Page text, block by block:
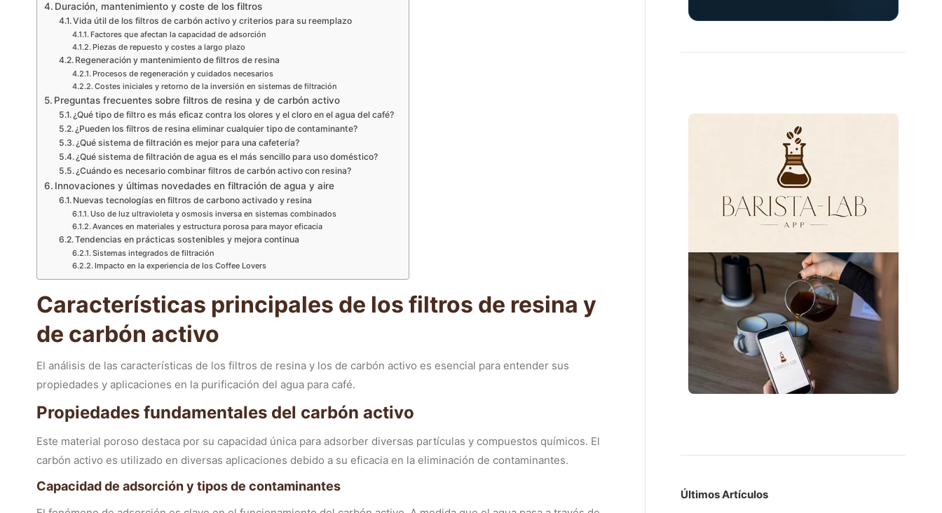
Duración, mantenimiento y coste de los filtros
Vida útil de los filtros de carbón activo y criterios para su reemplazo
Factores que afectan la capacidad de adsorción
Piezas de repuesto y costes a largo plazo
Regeneración y mantenimiento de filtros de resina
Procesos de regeneración y cuidados necesarios
Costes iniciales y retorno de la inversión en sistemas de filtración
Preguntas frecuentes sobre filtros de resina y de carbón activo
¿Qué tipo de filtro es más eficaz contra los olores y el cloro en el agua del café?
¿Pueden los filtros de resina eliminar cualquier tipo de contaminante?
¿Qué sistema de filtración es mejor para una cafetería?
¿Qué sistema de filtración de agua es el más sencillo para uso doméstico?
¿Cuándo es necesario combinar filtros de carbón activo con resina?
Innovaciones y últimas novedades en filtración de agua y aire
Nuevas tecnologías en filtros de carbono activado y resina
Uso de luz ultravioleta y osmosis inversa en sistemas combinados
Avances en materiales y estructura porosa para mayor eficacia
Tendencias en prácticas sostenibles y mejora continua
Sistemas integrados de filtración
Impacto en la experiencia de los Coffee Lovers
Características principales de los filtros de resina y
de carbón activo
El análisis de las características de los filtros de resina y los de carbón activo es esencial para entender sus
propiedades y aplicaciones en la purificación del agua para café.
Propiedades fundamentales del carbón activo
Este material poroso destaca por su capacidad única para adsorber diversas partículas y compuestos químicos. El
carbón activo es utilizado en diversas aplicaciones debido a su eficacia en la eliminación de contaminantes.
Capacidad de adsorción y tipos de contaminantes
Últimos Artículos